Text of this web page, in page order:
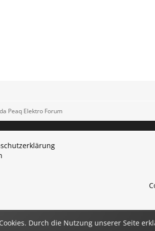
Peaq Elektro Forum
Durch die Nutzung unserer Seite